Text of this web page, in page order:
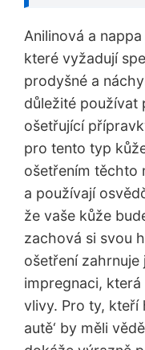
Anilinová a
které vyžadují
prodyšné a
důležité používat
ošetřující
pro tento typ
ošetřením těchto
a používají
že vaše kůže
zachová si svou
ošetření zahrnuje
impregnaci,
vlivy. Pro ty, kteří
autě‘ by měli